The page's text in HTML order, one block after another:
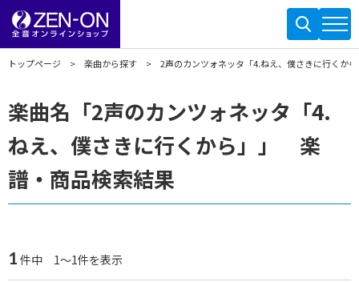
トップページ 楽曲から探す 2声のカンツォネッタ「4.ねえ、僕さきに行くか
楽曲名「2声のカンツォネッタ「4.
ねえ、僕さきに行くから」」 楽
譜・商品検索結果
1 件中 1～1件を表示